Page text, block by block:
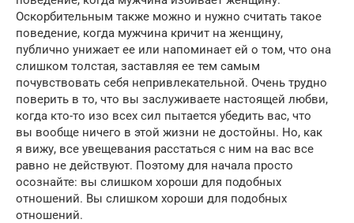
Оскорбительным также можно и нужно считать такое
поведение, когда мужчина кричит на женщину,
публично унижает ее или напоминает ей о том, что она
слишком толстая, заставляя ее тем самым
почувствовать себя непривлекательной. Очень трудно
поверить в то, что вы заслуживаете настоящей любви,
когда кто-то изо всех сил пытается убедить вас, что
вы вообще ничего в этой жизни не достойны. Но, как
я вижу, все увещевания расстаться с ним на вас все
равно не действуют. Поэтому для начала просто
осознайте: вы слишком хороши для подобных
отношений. Вы слишком хороши для подобных
отношений.